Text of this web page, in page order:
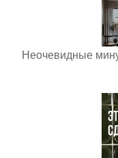
Неочевидные